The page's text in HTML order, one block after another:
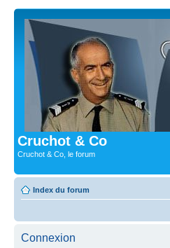
Cruchot & Co
Cruchot & Co, le forum
Index du forum
Connexion